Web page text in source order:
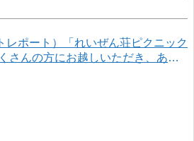
レポート）「れいぜん荘ピクニック
さんの方にお越しいただき、あり